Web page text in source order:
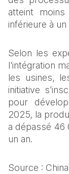
atteint
inférieure à
Selon les
l'intégration
les usines,
initiative
pour
2025, la
a dépassé 46
un an.
Source :